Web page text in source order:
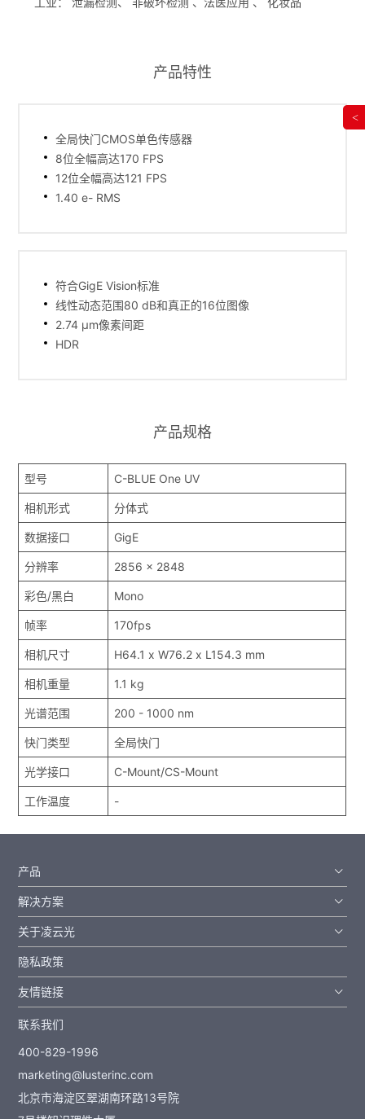
产品特性
全局快门CMOS单色传感器
8位全幅高达170 FPS
12位全幅高达121 FPS
1.40 e- RMS
符合GigE Vision标准
线性动态范围80 dB和真正的16位图像
2.74 µm像素间距
HDR
产品规格
型号 C-BLUE One UV
相机形式 分体式
数据接口 GigE
分辨率 2856 x 2848
彩色/黑白 Mono
帧率 170fps
相机尺寸 H64.1 x W76.2 x L154.3 mm
相机重量 1.1 kg
光谱范围 200 - 1000 nm
快门类型 全局快门
光学接口 C-Mount/CS-Mount
工作温度 -
产品
解决方案
关于凌云光
隐私政策
友情链接
联系我们
400-829-1996
marketing@lusterinc.com
北京市海淀区翠湖南环路13号院
<